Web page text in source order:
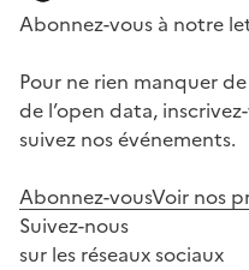
Abonnez-vous à notre
Pour ne rien manquer
de l’open data,
suivez nos événements.
Abonnez-vousVoir nos
Suivez-nous
sur les réseaux sociaux